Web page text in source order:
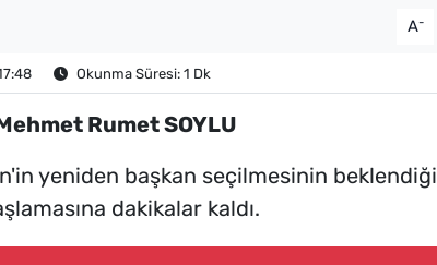
A-
Okunma Süresi: 1 Dk
Rumet SOYLU
yeniden başkan seçilmesinin beklendiği
dakikalar kaldı.